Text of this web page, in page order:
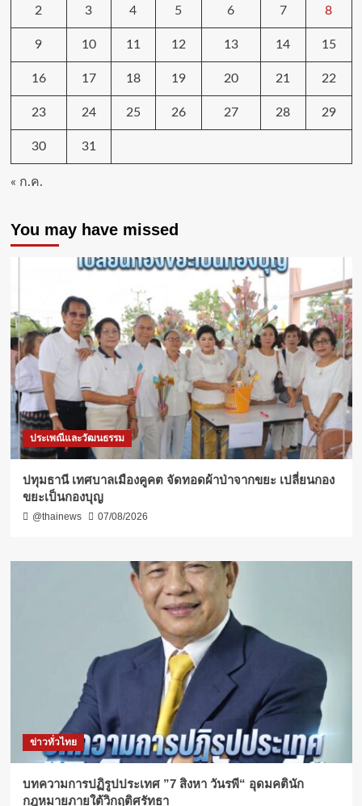
2 3 4 5 6 7 8
9 10 11 12 13 14 15
16 17 18 19 20 21 22
23 24 25 26 27 28 29
30 31
« ก.ค.
You may have missed
ประเพณีและวัฒนธรรม
ปทุมธานี เทศบาลเมืองคูคต จัดทอดผ้าป่าจากขยะ เปลี่ยนกอง
ขยะเป็นกองบุญ
@thainews 07/08/2026
ข่าวทั่วไทย
บทความการปฏิรูปประเทศ ”7 สิงหา วันรพี“ อุดมคตินัก
กฎหมายภายใต้วิกฤติศรัทธา